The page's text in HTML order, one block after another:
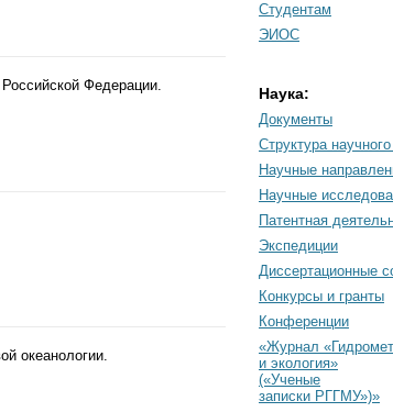
Федерации.
океанологии.
Студентам
ЭИОС
Наука:
Документы
Cтруктура
Научные
Научные
Патентная
Экспедиции
Диссертационные
Конкурсы и гранты
Конференции
«Журнал
и экология»
(«Ученые
записки РГГМУ»)»